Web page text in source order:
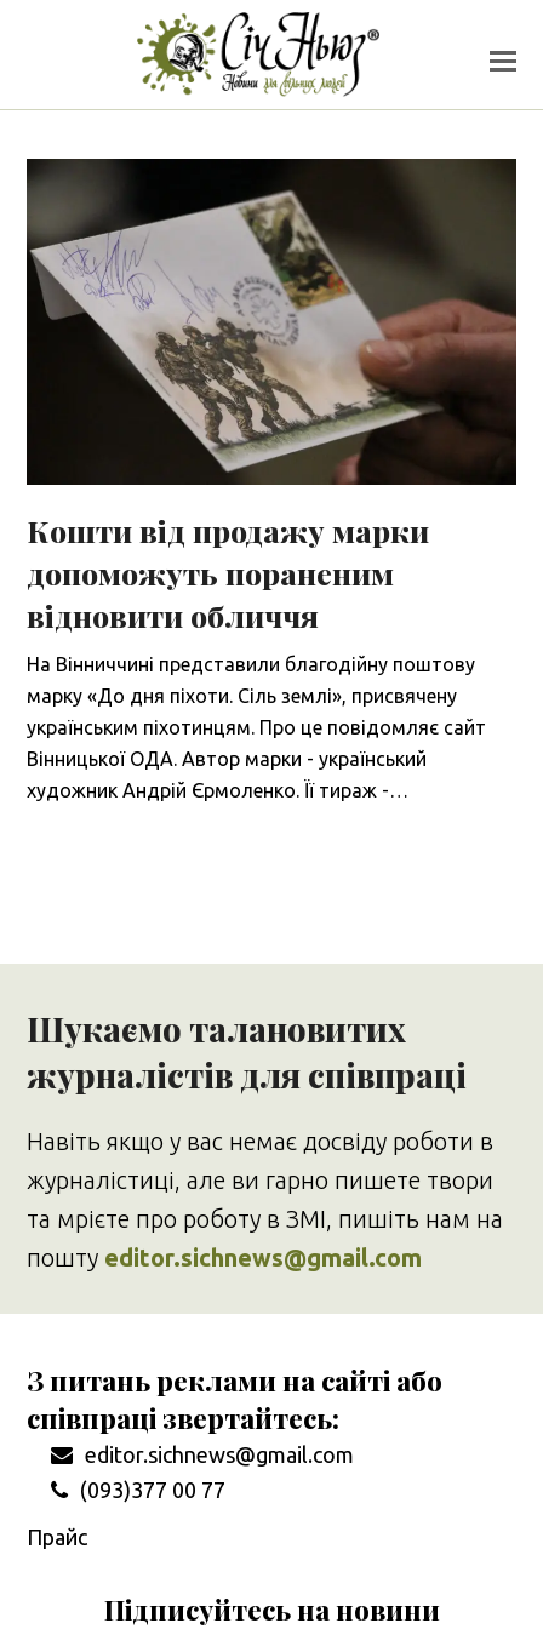
Кошти від продажу марки
допоможуть пораненим
відновити обличчя
На Вінниччині представили благодійну поштову
марку «До дня піхоти. Сіль землі», присвячену
українським піхотинцям. Про це повідомляє сайт
Вінницької ОДА. Автор марки - український
художник Андрій Єрмоленко. Її тираж -…
Шукаємо талановитих
журналістів для співпраці
Навіть якщо у вас немає досвіду роботи в
журналістиці, але ви гарно пишете твори
та мрієте про роботу в ЗМІ, пишіть нам на
пошту editor.sichnews@gmail.com
З питань реклами на сайті або
співпраці звертайтесь:
editor.sichnews@gmail.com
(093)377 00 77
Прайс
Підписуйтесь на новини